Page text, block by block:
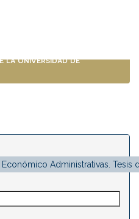
la Universidad de